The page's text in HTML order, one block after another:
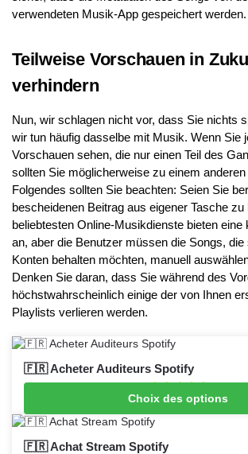
verwendeten Musik-App gespeichert werden.
Teilweise Vorschauen in
verhindern
Nun, wir schlagen nicht vor, dass Sie nichts
wir tun häufig dasselbe mit Musik. Wenn Sie
Vorschauen sehen, die nur einen Teil des
sollten Sie möglicherweise zu einem
Folgendes sollten Sie beachten: Seien Sie
bescheidenen Beitrag aus eigener Tasche
beliebtesten Online-Musikdienste bieten eine
an, aber die Benutzer müssen die Songs, die
Konten behalten möchten, manuell
Denken Sie daran, dass Sie während des
höchstwahrscheinlich einige der von Ihnen
Playlists verlieren werden.
🇫🇷 Acheter Auditeurs Spotify
Choix des options
🇫🇷 Achat Stream Spotify